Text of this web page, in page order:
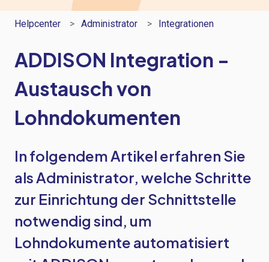
Helpcenter Administrator Integrationen
ADDISON Integration -
Austausch von
Lohndokumenten
In folgendem Artikel erfahren Sie
als Administrator, welche Schritte
zur Einrichtung der Schnittstelle
notwendig sind, um
Lohndokumente automatisiert